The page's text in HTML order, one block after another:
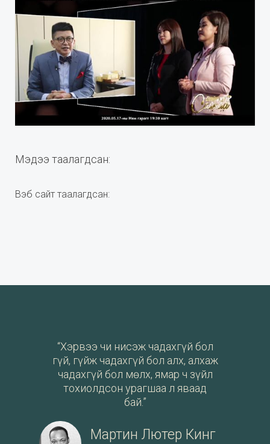
Мэдээ таалагдсан:
Вэб сайт таалагдсан:
“Хэрвээ чи нисэж чадахгүй бол
гүй, гүйж чадахгүй бол алх, алхаж
чадахгүй бол мөлх, ямар ч зүйл
тохиолдсон урагшаа л яваад
бай.”
Мартин Лютер Кинг